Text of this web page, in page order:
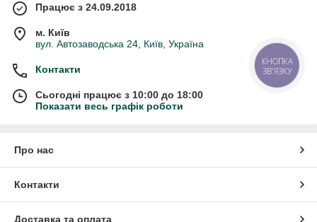
Працює з 24.09.2018
м. Київ
вул. Автозаводська 24, Київ, Україна
Контакти
Сьогодні працює з 10:00 до 18:00
Показати весь графік роботи
Про нас
Контакти
Доставка та оплата
КНОПКА
ЗВ'ЯЗКУ